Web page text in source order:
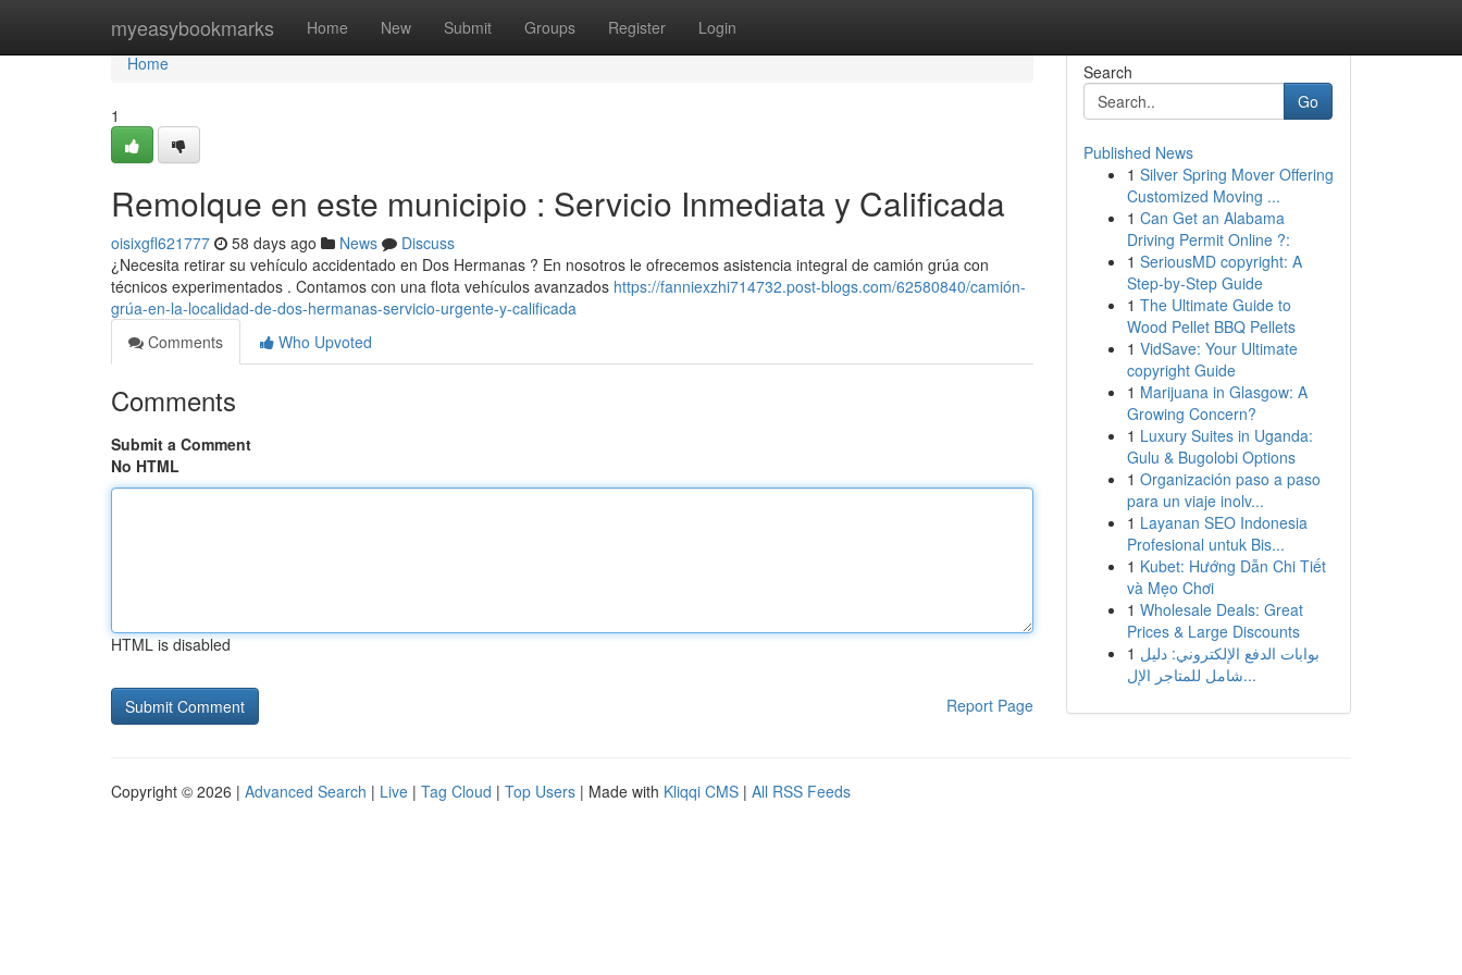
myeasybookmarks Home New Submit Groups Register Login
Home
Home
1
Remolque en este municipio : Servicio Inmediata y Calificada
oisixgfl621777 58 days ago News
Discuss
¿Necesita retirar su vehículo accidentado en Dos Hermanas ? En nosotros le ofrecemos asistencia integral de camión grúa con
técnicos experimentados . Contamos con una flota vehículos avanzados https://fanniexzhi714732.post-blogs.com/62580840/camión-
grúa-en-la-localidad-de-dos-hermanas-servicio-urgente-y-calificada
Comments
Who Upvoted
Comments
Submit a Comment
No HTML
HTML is disabled
Report Page
Search
Go
Published News
1 Silver Spring Mover Offering
Customized Moving ...
1 Can Get an Alabama
Driving Permit Online ?:
1 SeriousMD copyright: A
Step-by-Step Guide
1 The Ultimate Guide to
Wood Pellet BBQ Pellets
1 VidSave: Your Ultimate
copyright Guide
1 Marijuana in Glasgow: A
Growing Concern?
1 Luxury Suites in Uganda:
Gulu & Bugolobi Options
1 Organización paso a paso
para un viaje inolv...
1 Layanan SEO Indonesia
Profesional untuk Bis...
1 Kubet: Hướng Dẫn Chi Tiết
và Mẹo Chơi
1 Wholesale Deals: Great
Prices & Large Discounts
1 بوابات الدفع الإلكتروني: دليل
شامل للمتاجر الإل...
Copyright © 2026 | Advanced Search | Live | Tag Cloud | Top Users | Made with Kliqqi CMS | All RSS Feeds